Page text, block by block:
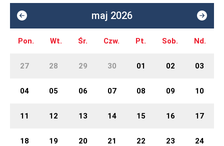
maj 2026
Pon. Wt. Śr. Czw. Pt. Sob. Nd.
27 28 29 30 01 02 03
04 05 06 07 08 09 10
11 12 13 14 15 16 17
18 19 20 21 22 23 24